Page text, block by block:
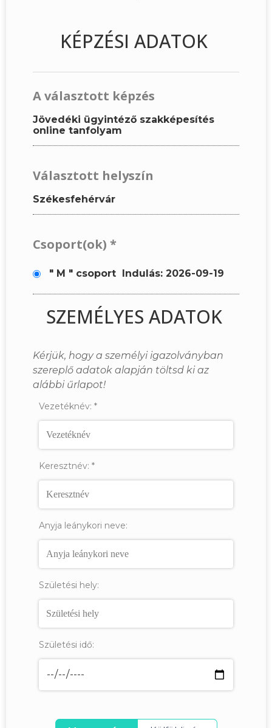
KÉPZÉSI ADATOK
A választott képzés
Jövedéki ügyintéző szakképesítés
online tanfolyam
Választott helyszín
Székesfehérvár
Csoport(ok) *
" M " csoport Indulás: 2026-09-19
SZEMÉLYES ADATOK
Kérjük, hogy a személyi igazolványban
szereplő adatok alapján töltsd ki az
alábbi űrlapot!
Vezetéknév: *
Keresztnév: *
Anyja leánykori neve:
Születési hely:
Születési idő: